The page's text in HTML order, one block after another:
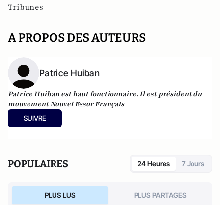
Tribunes
A PROPOS DES AUTEURS
Patrice Huiban
Patrice Huiban est haut fonctionnaire. Il est président du
mouvement Nouvel Essor Français
SUIVRE
POPULAIRES 24 Heures 7 Jours
PLUS LUS PLUS PARTAGES